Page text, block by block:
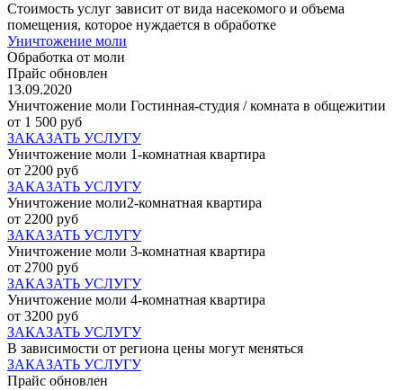
Стоимость услуг зависит от вида насекомого и объема
помещения, которое нуждается в обработке
Уничтожение моли
Обработка от моли
Прайс обновлен
13.09.2020
Уничтожение моли Гостинная-студия / комната в общежитии
от 1 500 руб
ЗАКАЗАТЬ УСЛУГУ
Уничтожение моли 1-комнатная квартира
от 2200 руб
ЗАКАЗАТЬ УСЛУГУ
Уничтожение моли2-комнатная квартира
от 2200 руб
ЗАКАЗАТЬ УСЛУГУ
Уничтожение моли 3-комнатная квартира
от 2700 руб
ЗАКАЗАТЬ УСЛУГУ
Уничтожение моли 4-комнатная квартира
от 3200 руб
ЗАКАЗАТЬ УСЛУГУ
В зависимости от региона цены могут меняться
ЗАКАЗАТЬ УСЛУГУ
Прайс обновлен